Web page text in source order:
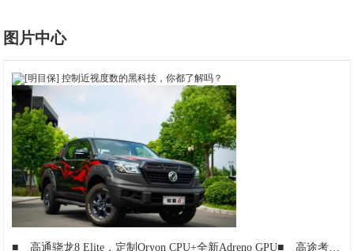
图片中心
■ 高通骁龙8 Elite，定制Oryon CPU+全新Adreno GPU■ 高途考研产品升级发布会：AI赋能+OMO闭环，打造“科学备考”新生态